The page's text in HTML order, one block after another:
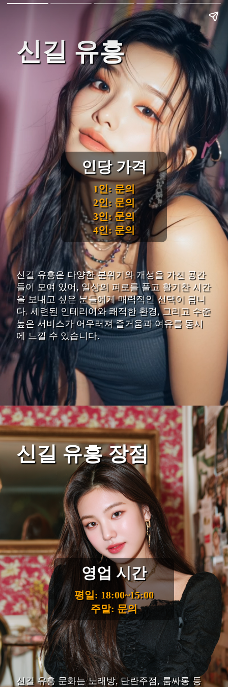
신길 유흥
인당 가격
1인: 문의
2인: 문의
3인: 문의
4인: 문의
신길 유흥은 다양한 분위기와 개성을 가진 공간
들이 모여 있어, 일상의 피로를 풀고 활기찬 시간
을 보내고 싶은 분들에게 매력적인 선택이 됩니
다. 세련된 인테리어와 쾌적한 환경, 그리고 수준
높은 서비스가 어우러져 즐거움과 여유를 동시
에 느낄 수 있습니다.
신길 유흥 장점
영업 시간
평일: 18:00~15:00
주말: 문의
신길 유흥 문화는 노래방, 단란주점, 룸싸롱 등